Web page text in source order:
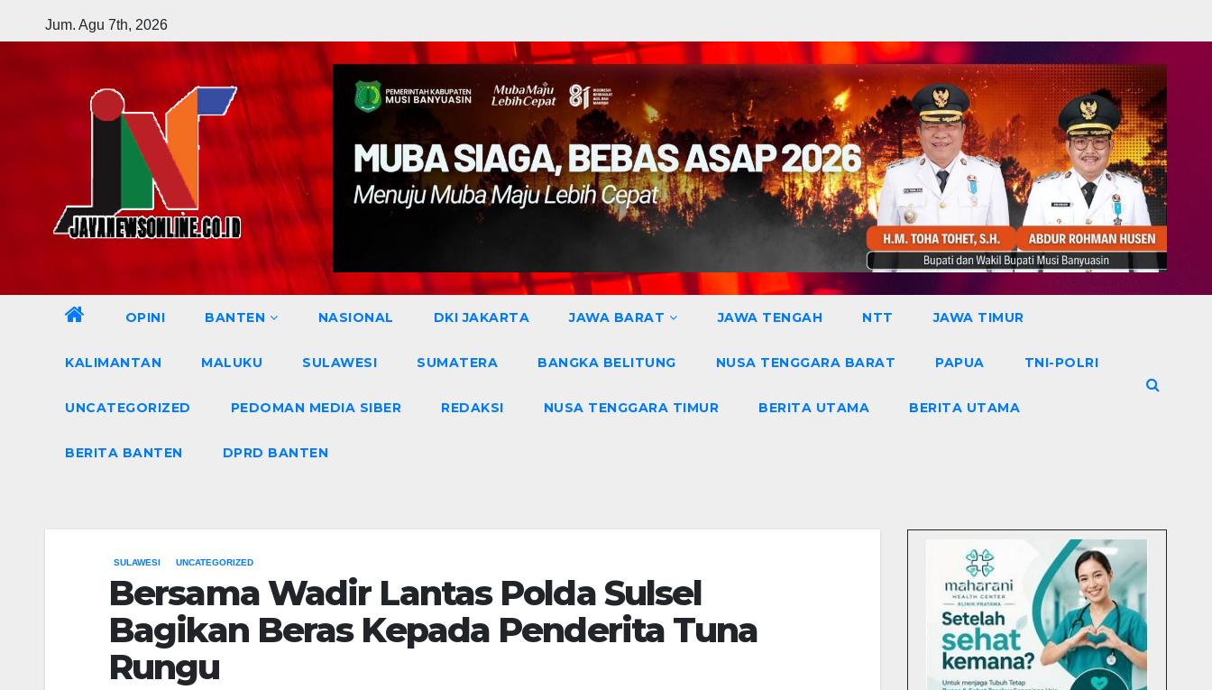
to
Jum. Agu 7th, 2026
OPINI BANTEN NASIONAL DKI JAKARTA JAWA BARAT JAWA TENGAH NTT JAWA TIMUR
KALIMANTAN MALUKU SULAWESI SUMATERA BANGKA BELITUNG NUSA TENGGARA BARAT PAPUA TNI-POLRI
UNCATEGORIZED PEDOMAN MEDIA SIBER REDAKSI NUSA TENGGARA TIMUR BERITA UTAMA BERITA UTAMA
BERITA BANTEN DPRD BANTEN
SULAWESI UNCATEGORIZED
Bersama Wadir Lantas Polda Sulsel
Bagikan Beras Kepada Penderita Tuna
Rungu